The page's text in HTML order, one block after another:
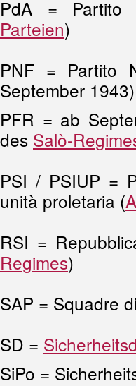
PdA = Partito
Parteien)
PNF = Partito
September 1943)
PFR = ab
des Salò-
PSI / PSIUP =
unità proletaria (
RSI =
Regimes)
SAP = Squadre
SD =
SiPo =